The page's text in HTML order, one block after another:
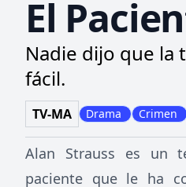
El
Nadie dijo que la
fácil.
TV-MA Drama Crimen
Alan Strauss es un
paciente que le ha